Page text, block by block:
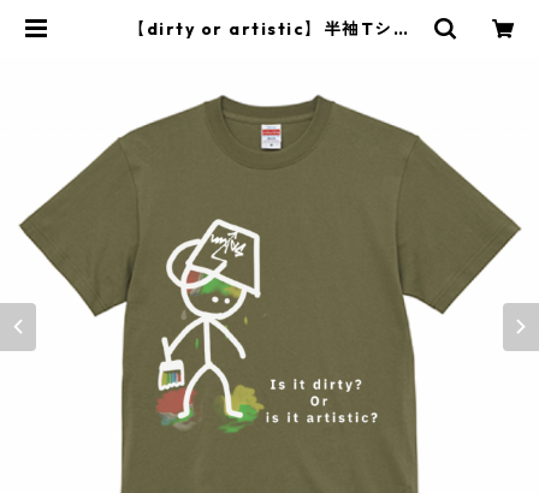
【dirty or artistic】半袖Tシャ